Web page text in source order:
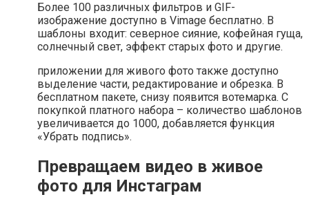
Более 100 различных фильтров и GIF-
изображение доступно в Vimage бесплатно. В
шаблоны входит: северное сияние, кофейная гуща,
солнечный свет, эффект старых фото и другие.
приложении для живого фото также доступно
выделение части, редактирование и обрезка. В
бесплатном пакете, снизу появится вотемарка. С
покупкой платного набора – количество шаблонов
увеличивается до 1000, добавляется функция
«Убрать подпись».
Превращаем видео в живое
фото для Инстаграм